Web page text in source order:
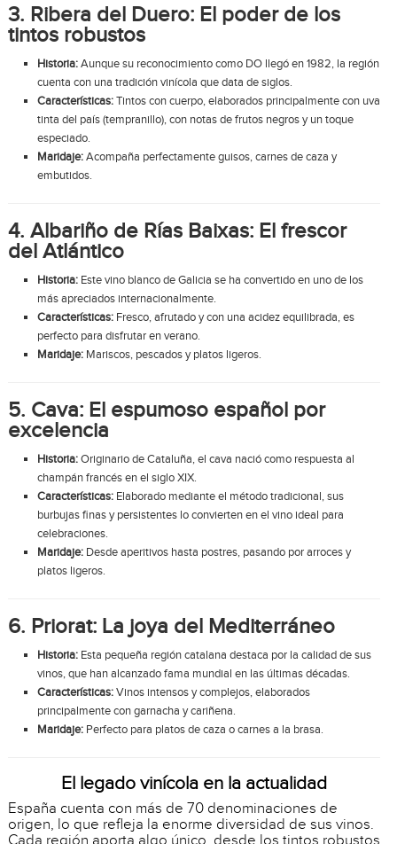
3. Ribera del Duero: El poder de los
tintos robustos
Historia:Aunque su reconocimiento como DO llegó en 1982, la región
cuenta con una tradición vinícola que data de siglos.
Características:Tintos con cuerpo, elaborados principalmente con uva
tinta del país (tempranillo), con notas de frutos negros y un toque
especiado.
Maridaje:Acompaña perfectamente guisos, carnes de caza y
embutidos.
4. Albariño de Rías Baixas: El frescor
del Atlántico
Historia:Este vino blanco de Galicia se ha convertido en uno de los
más apreciados internacionalmente.
Características:Fresco, afrutado y con una acidez equilibrada, es
perfecto para disfrutar en verano.
Maridaje:Mariscos, pescados y platos ligeros.
5. Cava: El espumoso español por
excelencia
Historia:Originario de Cataluña, el cava nació como respuesta al
champán francés en el siglo XIX.
Características:Elaborado mediante el método tradicional, sus
burbujas finas y persistentes lo convierten en el vino ideal para
celebraciones.
Maridaje:Desde aperitivos hasta postres, pasando por arroces y
platos ligeros.
6. Priorat: La joya del Mediterráneo
Historia:Esta pequeña región catalana destaca por la calidad de sus
vinos, que han alcanzado fama mundial en las últimas décadas.
Características:Vinos intensos y complejos, elaborados
principalmente con garnacha y cariñena.
Maridaje:Perfecto para platos de caza o carnes a la brasa.
El legado vinícola en la actualidad
España cuenta con más de 70 denominaciones de
origen, lo que refleja la enorme diversidad de sus vinos.
Cada región aporta algo único, desde los tintos robustos